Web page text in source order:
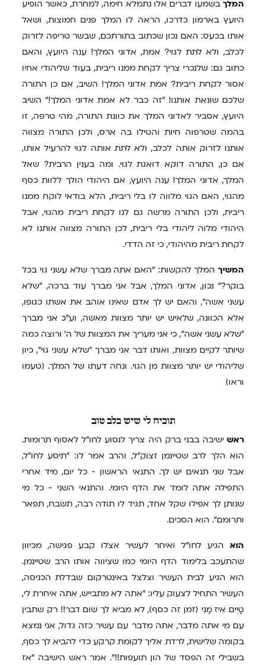
המלך בשמעו דברים אלו נתמלא חימה, למחרת, כאשר הופיע
היועץ בארמון כדרכו, הראה לו המלך פנים חמוצות, ושאל
אותו בכעס: האם נכון שכתוב בתורתכם, שבשר טריפה לזרוק
לכלב, ולא לתת לגוי? אמת, אדוני המלך! ענה היועץ, והאם
כתוב גם: שלנכרי צריך לקחת ממנו ריבית, בעוד שליהודי אחיו
אסור לקחת ריבית? אמת אדוני המלך! השיב, אם כן התורה
שלכם שונאת אותנו! "זה כבר לא אמת אדוני המלך!" השיב
היועץ, אסביר לאדוני המלך את כוונת התורה, מהי טרפה, זו
בהמה שטרפוה חיות והטילו בה ארס, ולכן התורה מצווה
אותנו לזרוק אותה לכלב, ולא לתת אותה לגוי להרעיל אותו,
אם כן, התורה דוקא דואגת לגוי. ומה בענין הרבית? שאל
המלך, אדוני המלך! ענה היועץ, אם היהודי הולך ללוות כסף
מהגוי, האם הגוי מלווה לו בלי ריבית, הלא בודאי לוקח ממנו
ריבית, ולכן התורה מרשה גם לנו לקחת ריבית מהגוי, אבל
היהודי מלוה ליהודי בלי ריבית, לכן התורה מצווה אותנו לא
לקחת ריבית מהיהודי, כי זה הדדי.
המשיך המלך להקשות: "האם אתה מברך שלא עשני גוי בכל
בוקר?" נכון, אדוני המלך, אבל אני מברך עוד ברכה, "שלא
עשני אשה", והאם יש לך אדם שאינו אוהב את אשתו כגופו,
אלא הכוונה, שלאיש יש יותר מצוות מאשה, וע"כ אני מברך
"שלא עשני אשה", כי אני מעריך את המצוות של ה' ורוצה כמה
שיותר לקיים מצוות, ואותו דבר אני מברך "שלא עשני גוי", כיון
שליהודי יש יותר מצוות מן הגוי. ונחה דעתו של המלך. (טעמו
וראו)
תוכיח לי שיש כלב טוב
ראש ישיבה בבני ברק היה צריך לנסוע לחו"ל לאסוף תרומות.
הוא הלך לרב שטיינמן זצוק"ל, והרב אמר לו: "תיסע לחו"ל,
אבל שני תנאים יש לך. התנאי הראשון - כל יום, מיד אחרי
התפילה אתה לומד את הדף היומי. והתנאי השני - כל מי
שנותן לך אפילו שקל אחד, תגיד לו תודה רבה, תשבח, תפאר
ותרומם". הוא הסכים.
הוא הגיע לחו"ל ואיחר לעשיר אצלו קבע פגישה, מכיוון
שהתעכב בלימוד הדף היומי כמו שציווה אותו הרב שטיינמן.
הוא הגיע לבית העשיר וצלצל באינטרקום שבדלת הכניסה,
העשיר התחיל לצעוק עליו: "אתה לא מתבייש, אתה איחרת לי,
טָיְים אִיז מָנִי (זמן זה כסף), לא מביא לך שום דבר!! רק שתבין
עם מי אתה מדבר, אתה מדבר עם עשיר כזה גדול, אני נמצא
בקומה שלישית, לרדת אליך לקומת קרקע כדי להביא לך כסף,
בשבילי זה הפסד של הון תועפות!!". אמר ראש הישיבה "אז